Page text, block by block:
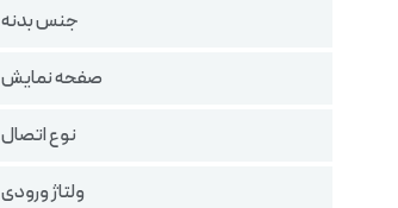
جنس بدنه
صفحه نمایش
نوع اتصال
ولتاژ ورودی